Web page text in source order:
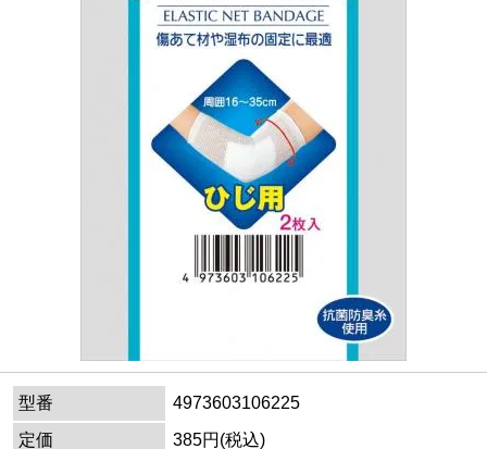
型番
4973603106225
定価
385円(税込)